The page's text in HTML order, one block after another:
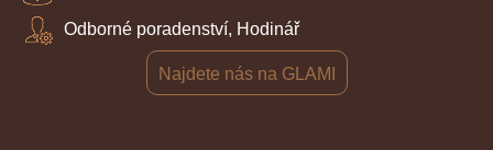
Odborné poradenství, Hodinář
Najdete nás na GLAMI